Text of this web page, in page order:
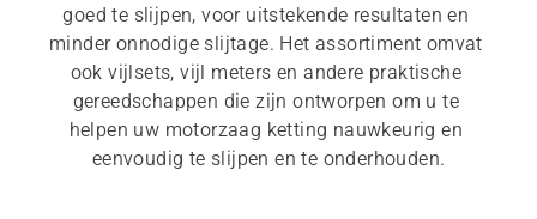
goed te slijpen, voor uitstekende resultaten en
minder onnodige slijtage. Het assortiment omvat
ook vijlsets, vijl meters en andere praktische
gereedschappen die zijn ontworpen om u te
helpen uw motorzaag ketting nauwkeurig en
eenvoudig te slijpen en te onderhouden.